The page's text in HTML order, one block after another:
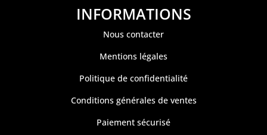
INFORMATIONS
Nous contacter
Mentions légales
Politique de confidentialité
Conditions générales de ventes
Paiement sécurisé